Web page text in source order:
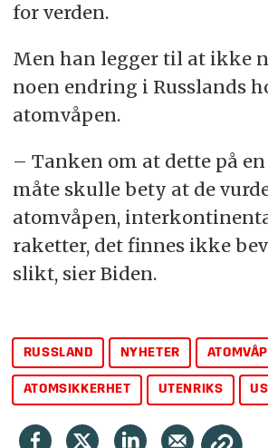
for verden.
Men han legger til at ikke
noen endring i Russlands
atomvåpen.
– Tanken om at dette på
måte skulle bety at de
atomvåpen,
raketter, det finnes ikke
slikt, sier Biden.
RUSSLAND NYHETER
ATOMSIKKERHET UTENRIKS